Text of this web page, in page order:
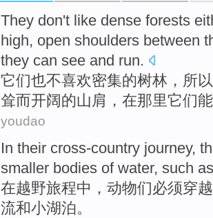
They don't like dense forests
high, open shoulders between
they can see and run.
它们也不喜欢密集的树林 ， 所以
耸而开阔的山肩 ， 在那里它们
youdao
In their cross-country journey,
smaller bodies ofwater, such as
在越野旅程中 ， 动物们必须穿越
流和小湖泊。